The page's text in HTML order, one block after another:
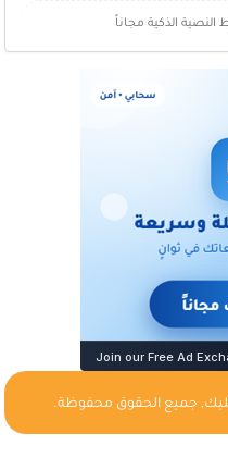
الذكية مجاناً
, جميع الحقوق محفوظة.